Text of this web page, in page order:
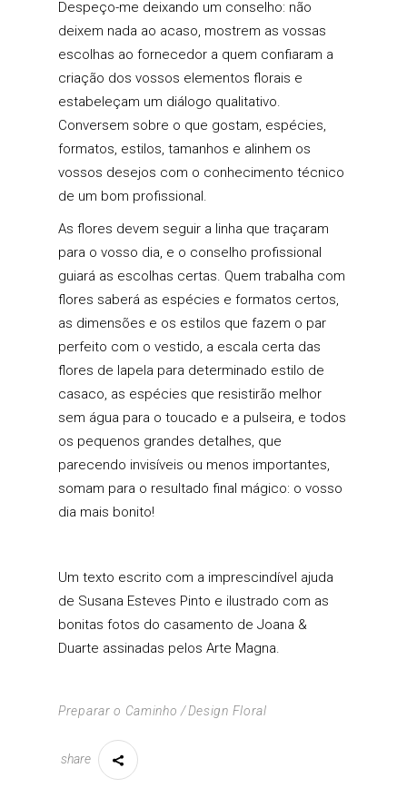
Despeço-me deixando um conselho: não
deixem nada ao acaso, mostrem as vossas
escolhas ao fornecedor a quem confiaram a
criação dos vossos elementos florais e
estabeleçam um diálogo qualitativo.
Conversem sobre o que gostam, espécies,
formatos, estilos, tamanhos e alinhem os
vossos desejos com o conhecimento técnico
de um bom profissional.
As flores devem seguir a linha que traçaram
para o vosso dia, e o conselho profissional
guiará as escolhas certas. Quem trabalha com
flores saberá as espécies e formatos certos,
as dimensões e os estilos que fazem o par
perfeito com o vestido, a escala certa das
flores de lapela para determinado estilo de
casaco, as espécies que resistirão melhor
sem água para o toucado e a pulseira, e todos
os pequenos grandes detalhes, que
parecendo invisíveis ou menos importantes,
somam para o resultado final mágico: o vosso
dia mais bonito!
Um texto escrito com a imprescindível ajuda
de Susana Esteves Pinto e ilustrado com as
bonitas fotos do casamento de Joana &
Duarte assinadas pelos Arte Magna.
Preparar o Caminho Design Floral
share